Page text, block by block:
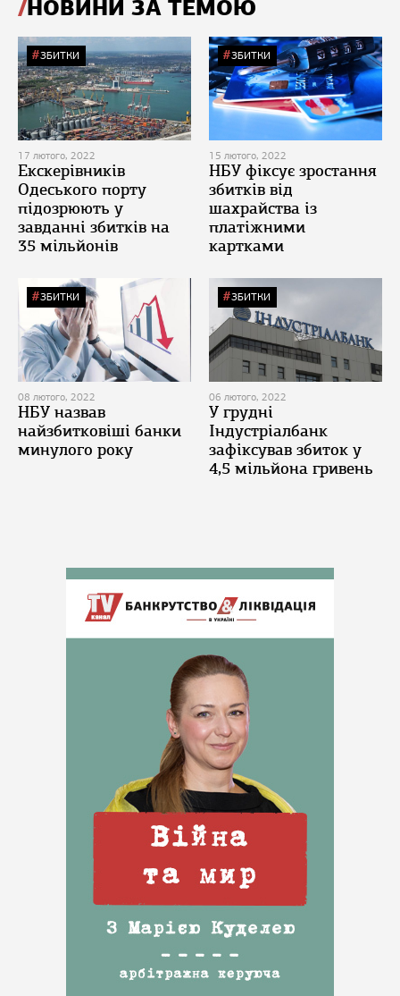
НОВИНИ ЗА ТЕМОЮ
ЗБИТКИ
17 лютого, 2022
Екскерівників
Одеського порту
підозрюють у
завданні збитків на
35 мільйонів
ЗБИТКИ
15 лютого, 2022
НБУ фіксує зростання
збитків від
шахрайства із
платіжними
картками
ЗБИТКИ
08 лютого, 2022
НБУ назвав
найзбитковіші банки
минулого року
ЗБИТКИ
06 лютого, 2022
У грудні
Індустріалбанк
зафіксував збиток у
4,5 мільйона гривень